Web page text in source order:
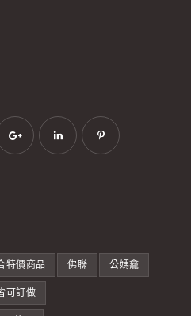
特價商品 佛聯 公媽龕
可訂做